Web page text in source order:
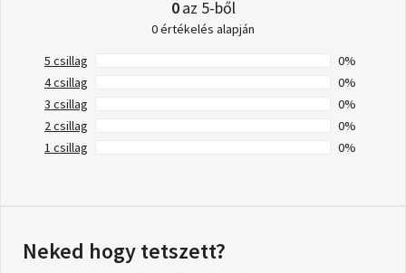
0az 5-ből
0 értékelés alapján
5 csillag
0%
4 csillag
0%
3 csillag
0%
2 csillag
0%
1 csillag
0%
Neked hogy tetszett?